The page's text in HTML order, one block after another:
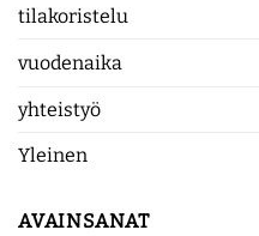
tilakoristelu
vuodenaika
yhteistyö
Yleinen
AVAINSANAT